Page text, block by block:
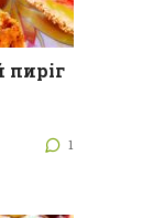
пиріг
1